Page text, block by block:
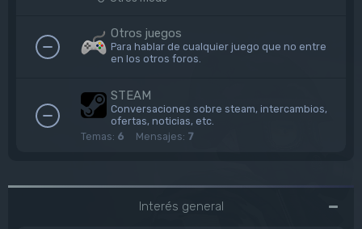
Otros juegos
Para hablar de cualquier juego que no entre
en los otros foros.
STEAM
Conversaciones sobre steam, intercambios,
ofertas, noticias, etc.
Temas: 6 Mensajes: 7
Interés general